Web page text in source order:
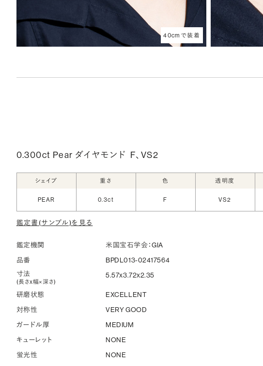
40cmで装着
0.300ct Pear ダイヤモンド F、VS2
シェイプ 重さ 色 透明度
PEAR 0.3ct F VS2
鑑定書(サンプル)を見る
鑑定機関
米国宝石学会：GIA
品番
BPDL013-02417564
寸法
(長さx幅×深さ)
5.57x3.72x2.35
研磨状態
EXCELLENT
対称性
VERY GOOD
ガードル厚
MEDIUM
キューレット
NONE
蛍光性
NONE